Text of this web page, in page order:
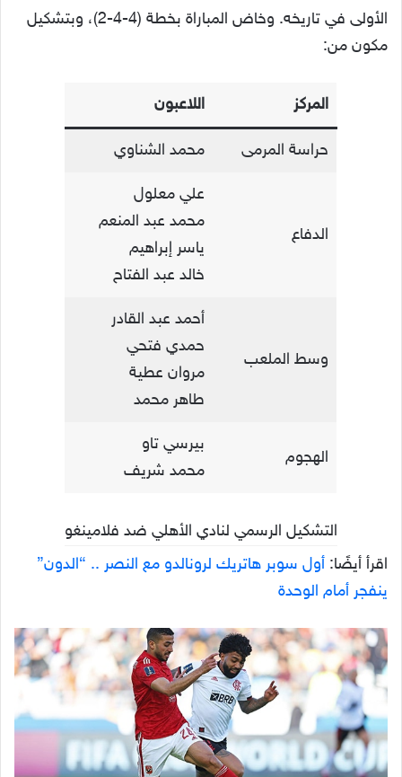
الأولى في تاريخه. وخاض المباراة بخطة (4-4-2)، وبتشكيل
مكون من:
المركز اللاعبون
حراسة المرمى محمد الشناوي
الدفاع
علي معلول
محمد عبد المنعم
ياسر إبراهيم
خالد عبد الفتاح
وسط الملعب
أحمد عبد القادر
حمدي فتحي
مروان عطية
طاهر محمد
الهجوم
بيرسي تاو
محمد شريف
التشكيل الرسمي لنادي الأهلي ضد فلامينغو
اقرأ أيضًا: أول سوبر هاتريك لرونالدو مع النصر .. “الدون”
ينفجر أمام الوحدة